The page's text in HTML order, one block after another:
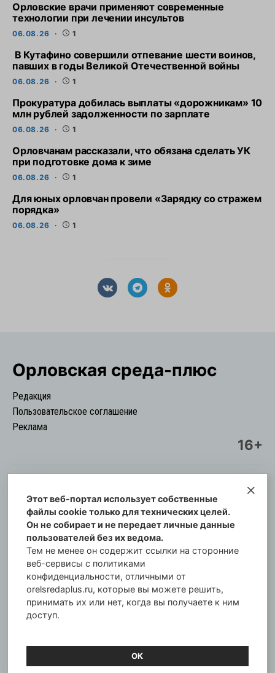
Орловские врачи применяют современные
технологии при лечении инсультов
06.08.26 1
В Кутафино совершили отпевание шести воинов,
павших в годы Великой Отечественной войны
06.08.26 1
Прокуратура добилась выплаты «дорожникам» 10
млн рублей задолженности по зарплате
06.08.26 1
Орловчанам рассказали, что обязана сделать УК
при подготовке дома к зиме
06.08.26 1
Для юных орловчан провели «Зарядку со стражем
порядка»
06.08.26 1
Орловская cреда-плюс
Редакция
Пользовательское соглашение
Реклама
16+
© Информационный городской портал
Орловская cреда-плюс, 2021-2026
Свидетельство о регистрации СМИ: ПИ №57-
00254 от 29 октября 2013 г.
Газета зарегистрирована Управлением
Федеральной службы по надзору в сфере связи,
информационных технологий и массовых
коммуникаций по Орловской области.
Главный редактор: Татьяна Филёва
Этот веб-портал использует собственные
файлы cookie только для технических целей.
Он не собирает и не передает личные данные
пользователей без их ведома.
Тем не менее он содержит ссылки на сторонние
веб-сервисы с политиками
конфиденциальности, отличными от
orelsredaplus.ru, которые вы можете решить,
принимать их или нет, когда вы получаете к ним
доступ.
ОК